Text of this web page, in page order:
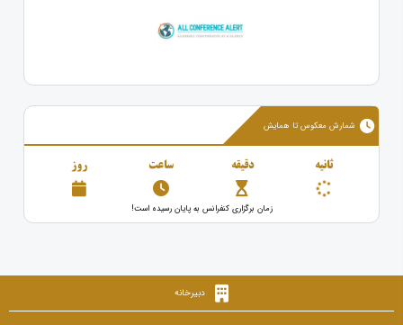
شمارش معکوس تا همایش
ثانیه دقیقه ساعت روز
زمان برگزاری کنفرانس به پایان رسیده است!
دبیرخانه